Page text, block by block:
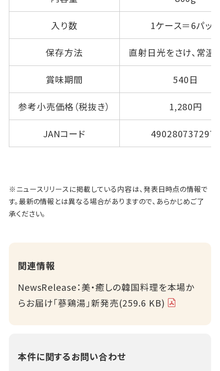
入り数 1ケース＝6パッ
保存方法 直射日光をさけ、常温
賞味期間 540日
参考小売価格（税抜き） 1,280円
JANコード 4902807372976
※ニュースリリースに掲載している内容は、発表日時点の情報で
す。最新の情報とは異なる場合がありますので、あらかじめご了
承ください。
関連情報
NewsRelease：美・癒しの韓国料理を本場か
らお届け「蔘鶏湯」新発売(259.6 KB)
本件に関するお問い合わせ